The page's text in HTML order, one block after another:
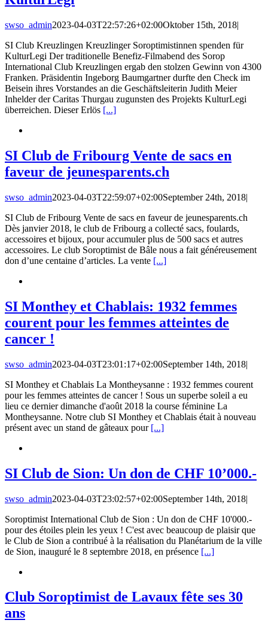
swso_admin2023-04-03T22:57:26+02:00Oktober 15th, 2018|
SI Club Kreuzlingen Kreuzlinger Soroptimistinnen spenden für
KulturLegi Der traditionelle Benefiz-Filmabend des Sorop
International Club Kreuzlingen ergab den stolzen Gewinn von 4300
Franken. Präsidentin Ingeborg Baumgartner durfte den Check im
Beisein ihres Vorstandes an die Geschäftsleiterin Judith Meier
Inhelder der Caritas Thurgau zugunsten des Projekts KulturLegi
überreichen. Dieser Erlös [...]
SI Club de Fribourg Vente de sacs en
faveur de jeunesparents.ch
swso_admin2023-04-03T22:59:07+02:00September 24th, 2018|
SI Club de Fribourg Vente de sacs en faveur de jeunesparents.ch
Dès janvier 2018, le club de Fribourg a collecté sacs, foulards,
accessoires et bijoux, pour accumuler plus de 500 sacs et autres
accessoires. Le club Soroptimist de Bâle nous a fait généreusement
don d’une centaine d’articles. La vente [...]
SI Monthey et Chablais: 1932 femmes
courent pour les femmes atteintes de
cancer !
swso_admin2023-04-03T23:01:17+02:00September 14th, 2018|
SI Monthey et Chablais La Montheysanne : 1932 femmes courent
pour les femmes atteintes de cancer ! Sous un superbe soleil a eu
lieu ce dernier dimanche d'août 2018 la course féminine La
Montheysanne. Notre club SI Monthey et Chablais était à nouveau
présent avec un stand de gâteaux pour [...]
SI Club de Sion: Un don de CHF 10’000.-
swso_admin2023-04-03T23:02:57+02:00September 14th, 2018|
Soroptimist International Club de Sion : Un don de CHF 10'000.-
pour des étoiles plein les yeux ! C'est avec beaucoup de plaisir que
le Club de Sion a contribué à la réalisation du Planétarium de la ville
de Sion, inauguré le 8 septembre 2018, en présence [...]
Club Soroptimist de Lavaux fête ses 30
ans